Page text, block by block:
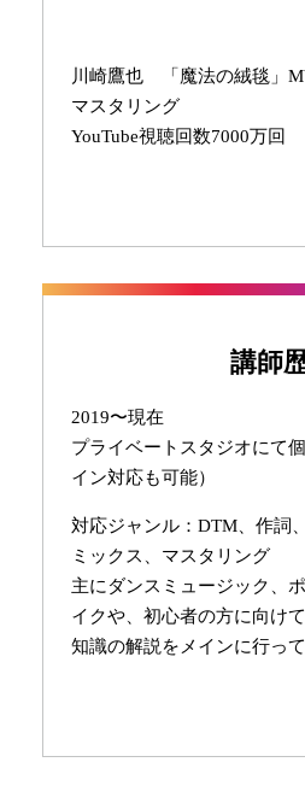
川崎鷹也 「魔法の絨毯」
マスタリング
YouTube視聴回数7000万回
講師
2019〜現在
プライベートスタジオにて
イン対応も可能）
対応ジャンル：DTM、作詞
ミックス、マスタリング
主にダンスミュージック、
イクや、初心者の方に向け
知識の解説をメインに行って